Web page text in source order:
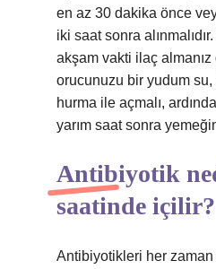
en az 30 dakika önce
iki saat sonra
akşam vakti ilaç
orucunuzu bir yudum
hurma ile açmalı,
yarım saat sonra
Antibiyotik
saatinde içilir?
Antibiyotikleri her zaman